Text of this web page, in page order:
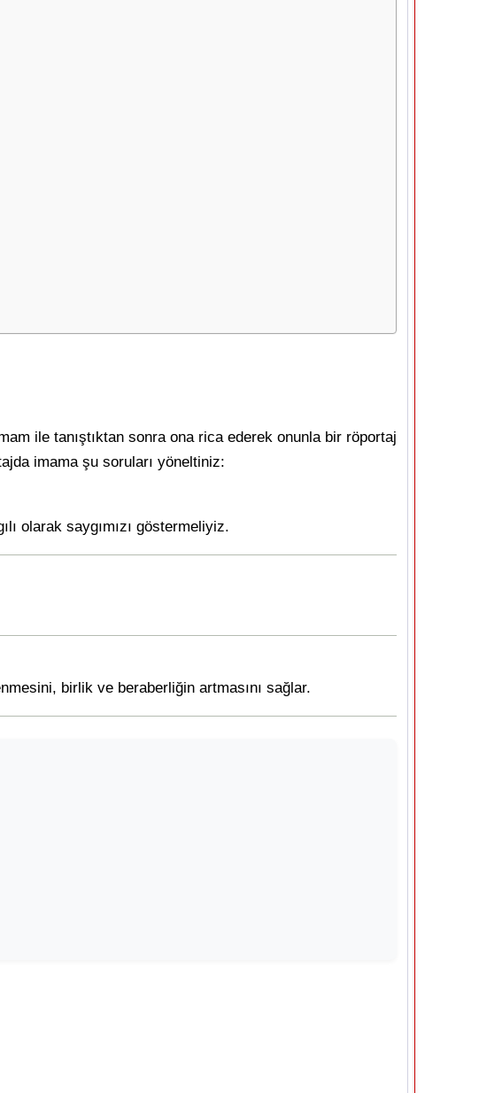
ile tanıştıktan sonra ona rica ederek onunla bir röportaj
imama şu soruları yöneltiniz:
olarak saygımızı göstermeliyiz.
birlik ve beraberliğin artmasını sağlar.